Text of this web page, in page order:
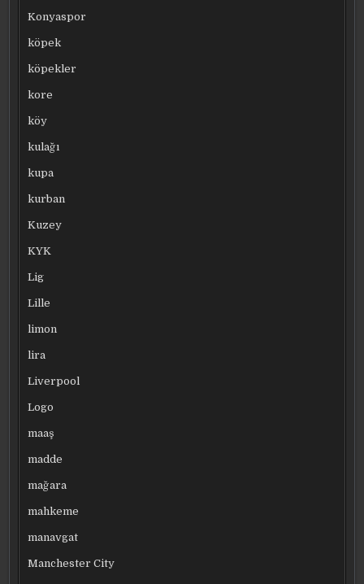
Konyaspor
köpek
köpekler
kore
köy
kulağı
kupa
kurban
Kuzey
KYK
Lig
Lille
limon
lira
Liverpool
Logo
maaş
madde
mağara
mahkeme
manavgat
Manchester City